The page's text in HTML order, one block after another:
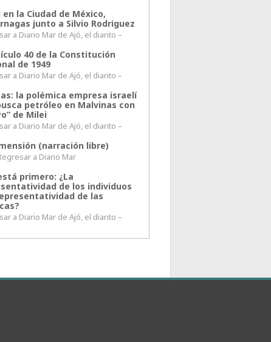
en la Ciudad de México,
junto a Silvio Rodriguez
a Diario Mar de Ajó, el diarito –
40 de la Constitución
de 1949
a Diario Mar de Ajó, el diarito –
la polémica empresa israelí
petróleo en Malvinas con
de Milei
a Diario Mar de Ajó, el diarito –
(narración libre)
a Diario Mar
primero: ¿La
de los individuos
de las
a Diario Mar de Ajó, el diarito –